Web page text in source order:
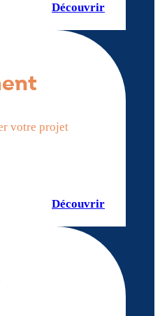
Découvrir
votre projet
Découvrir